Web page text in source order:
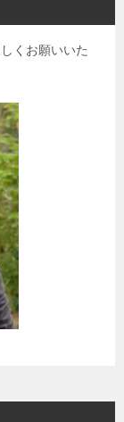
くお願いいた